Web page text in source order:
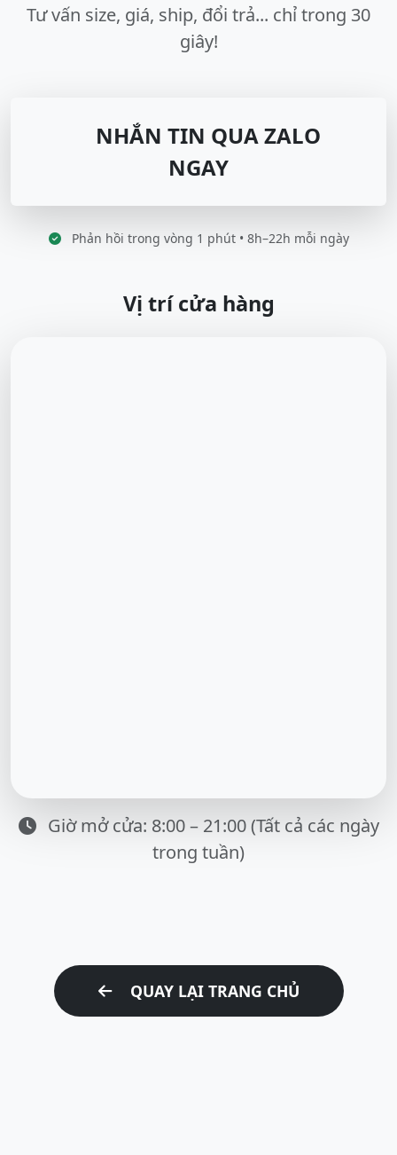
Tư vấn size, giá, ship, đổi trả... chỉ trong 30
giây!
NHẮN TIN QUA ZALO
NGAY
Phản hồi trong vòng 1 phút • 8h–22h mỗi ngày
Vị trí cửa hàng
Giờ mở cửa: 8:00 – 21:00 (Tất cả các ngày
trong tuần)
QUAY LẠI TRANG CHỦ